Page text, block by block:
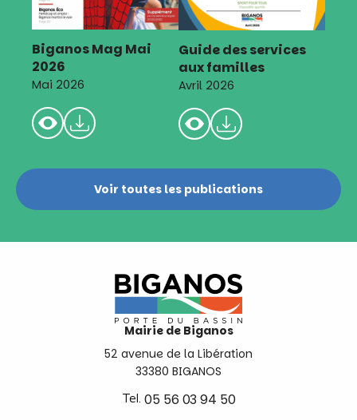
Biganos Mag Mai
2026
Mai 2026
Guide des services
aux familles
Avril 2026
Voir toutes les publications
Mairie de Biganos
52 avenue de la Libération
33380 BIGANOS
Tel. 05 56 03 94 50